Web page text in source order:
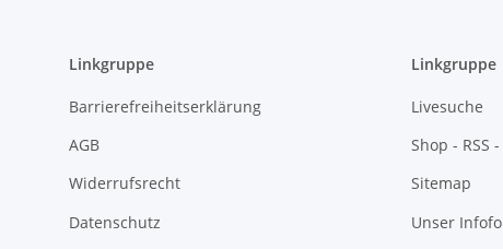
Linkgruppe
Barrierefreiheitserklärung
AGB
Widerrufsrecht
Datenschutz
Linkgruppe
Livesuche
Shop - RSS
Sitemap
Unser